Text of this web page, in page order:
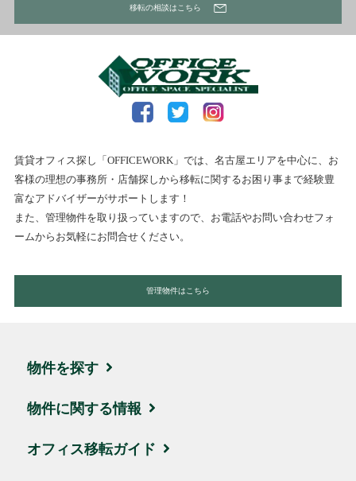
移転の相談はこちら
賃貸オフィス探し「OFFICEWORK」では、名古屋エリアを中心に、お
客様の理想の事務所・店舗探しから移転に関するお困り事まで経験豊
富なアドバイザーがサポートします！
また、管理物件を取り扱っていますので、お電話やお問い合わせフォ
ームからお気軽にお問合せください。
管理物件はこちら
物件を探す
エリア・住所から探す
駅名・沿線から探す
物件に関する情報
ブログ
オフィス移転ガイド